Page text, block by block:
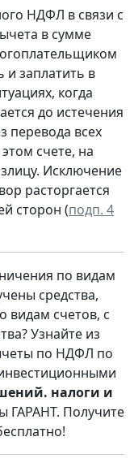
НДФЛ в связи с
в сумме
заплатить в
когда
до истечения
перевода всех
счете, на
Исключение
расторгается
сторон (подп. 4
по видам
средства,
видам счетов, с
Узнайте из
по НДФЛ по
налоги и
ГАРАНТ. Получите